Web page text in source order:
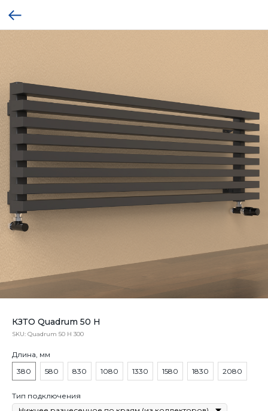
КЗТО Quadrum 50 H
SKU: Quadrum 50 H 300
Длина, мм
380
580 830 1080 1330 1580 1830 2080
Тип подключения